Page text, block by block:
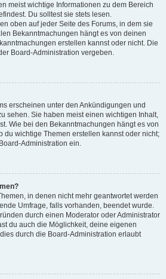
meist wichtige Informationen zu dem Bereich
Du solltest sie stets lesen.
oben auf jeder Seite des Forums, in dem sie
Bekanntmachungen hängt es von deinen
erstellen kannst oder nicht. Die
Board-Administration vergeben.
erscheinen unter den Ankündigungen und
sehen. Sie haben meist einen wichtigen Inhalt,
Wie bei den Bekanntmachungen hängt es von
du wichtige Themen erstellen kannst oder nicht;
Administration ein.
in denen nicht mehr geantwortet werden
Umfrage, falls vorhanden, beendet wurde.
durch einen Moderator oder Administrator
du auch die Möglichkeit, deine eigenen
durch die Board-Administration erlaubt